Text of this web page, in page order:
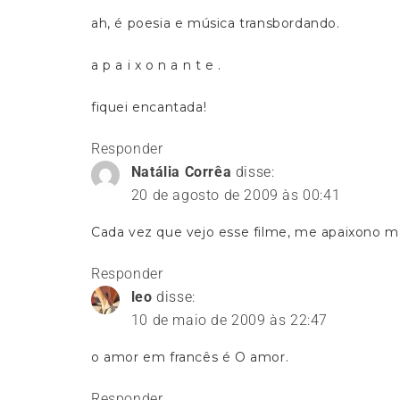
ah, é poesia e música transbordando.
a p a i x o n a n t e .
fiquei encantada!
Responder
Natália Corrêa disse:
20 de agosto de 2009 às 00:41
Cada vez que vejo esse filme, me apaixono
Responder
leo disse:
10 de maio de 2009 às 22:47
o amor em francês é O amor.